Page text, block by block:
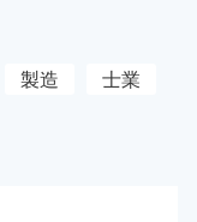
製造
士業